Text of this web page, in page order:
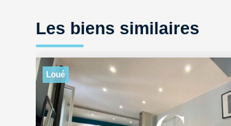
Les biens similaires
Loué